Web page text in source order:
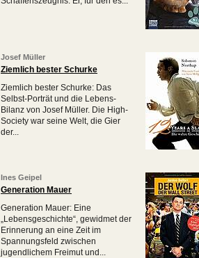
Josef Müller
Ziemlich bester Schurke
Ziemlich bester Schurke: Das
Selbst-Porträt und die Lebens-
Bilanz von Josef Müller. Die High-
Society war seine Welt, die Gier
der...
Ines Geipel
Generation Mauer
Generation Mauer: Eine
„Lebensgeschichte“, gewidmet der
Erinnerung an eine Zeit im
Spannungsfeld zwischen
jugendlichem Freimut und...